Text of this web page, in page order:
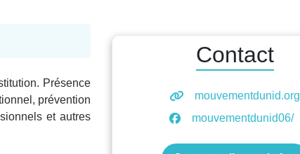
Présence
prévention
et autres
Contact
mouvementdunid.org
mouvementdunid06/